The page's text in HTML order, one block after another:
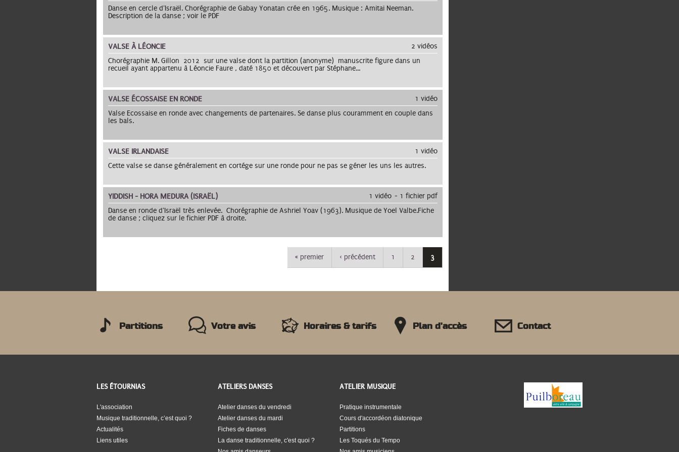
Danse en cercle d'Israël. Chorégraphie de Gabay Yonatan crée en 1965. Musique : Amitai Neeman.
Description de la danse ; voir le PDF
VALSE À LÉONCIE
2 vidéos
Chorégraphie M. Gillon 2012 sur une valse dont la partition (anonyme) manuscrite figure dans un
recueil ayant appartenu à Léoncie Faure , daté 1850 et découvert par Stéphane...
VALSE ÉCOSSAISE EN RONDE
1 vidéo
Valse Ecossaise en ronde avec changements de partenaires. Se danse plus couramment en couple dans
les bals.
VALSE IRLANDAISE
1 vidéo
Cette valse se danse généralement en cortége sur une ronde pour ne pas se géner les uns les autres.
YIDDISH - HORA MEDURA (ISRAËL) 1 vidéo
1 fichier pdf
Danse en ronde d'Israël très enlevée. Chorégraphie de Ashriel Yoav (1963). Musique de Yoel Valbe.Fiche
de danse ; cliquez sur le fichier PDF à droite.
« premier ‹ précédent 1 2 3
Partitions Votre avis Horaires & tarifs Plan d'accès Contact
LES ÉTOURNIAS
L'association
Musique traditionnelle, c’est quoi ?
Actualités
Liens utiles
ATELIERS DANSES
Atelier danses du vendredi
Atelier danses du mardi
Fiches de danses
La danse traditionnelle, c'est quoi ?
ATELIER MUSIQUE
Pratique instrumentale
Cours d'accordéon diatonique
Partitions
Les Toqués du Tempo